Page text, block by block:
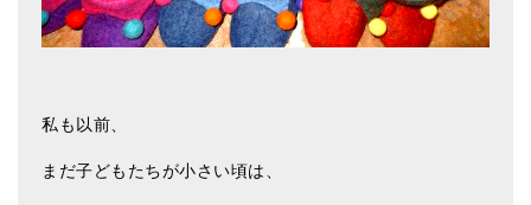
ギフトラッピング
初級講座
倍音呼吸法レッスン
私も以前、
まだ子どもたちが小さい頃は、